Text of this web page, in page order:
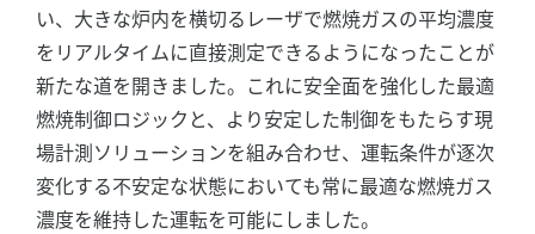
い、大きな炉内を横切るレーザで燃焼ガスの平均濃度
をリアルタイムに直接測定できるようになったことが
新たな道を開きました。これに安全面を強化した最適
燃焼制御ロジックと、より安定した制御をもたらす現
場計測ソリューションを組み合わせ、運転条件が逐次
変化する不安定な状態においても常に最適な燃焼ガス
濃度を維持した運転を可能にしました。